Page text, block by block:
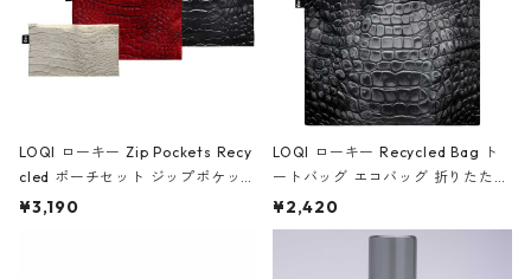
LOQI ローキー Zip Pockets Recy
cled ポーチセット ジップポケット
ファスナーポーチ 撥水加工 トラベ
¥3,190
LOQI ローキー Recycled Bag ト
ートバッグ エコバッグ 折りたたみ
大きめ 撥水加工 収納ポーチ CRO
CODILE/Black クロコダイル/ブラ
¥2,420